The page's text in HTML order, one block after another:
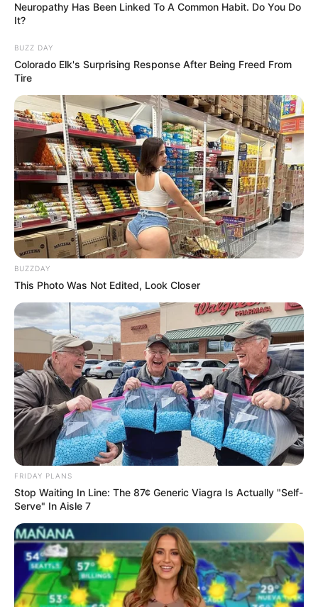
Neuropathy Has Been Linked To A Common Habit. Do You Do
It?
BUZZ DAY
Colorado Elk's Surprising Response After Being Freed From
Tire
BUZZDAY
This Photo Was Not Edited, Look Closer
FRIDAY PLANS
Stop Waiting In Line: The 87¢ Generic Viagra Is Actually "Self-
Serve" In Aisle 7